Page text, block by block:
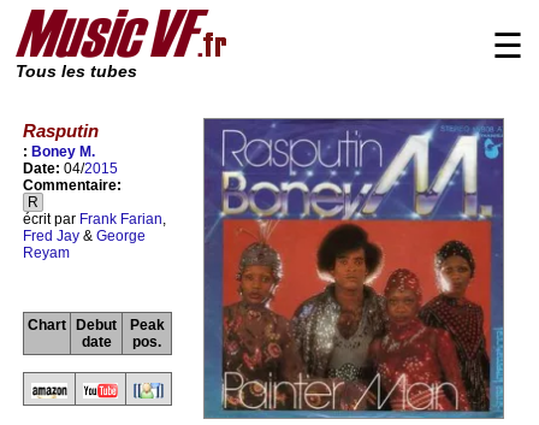
Tous les tubes
☰
Rasputin
: Boney M.
Date: 04/2015
Commentaire:
R
écrit par Frank Farian,
Fred Jay & George
Reyam
Chart
Debut
date
Peak
pos.